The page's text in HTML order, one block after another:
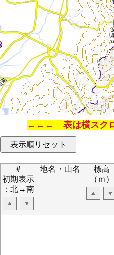
←←← 表は横スク
＃
初期表示
：北→南
地名・山名
標高
（ｍ）